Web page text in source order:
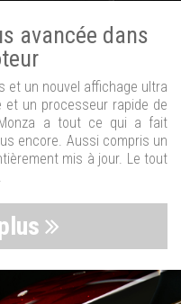
avancée dans
et un nouvel affichage ultra
et un processeur rapide de
Monza a tout ce qui a fait
encore. Aussi compris un
mis à jour. Le tout